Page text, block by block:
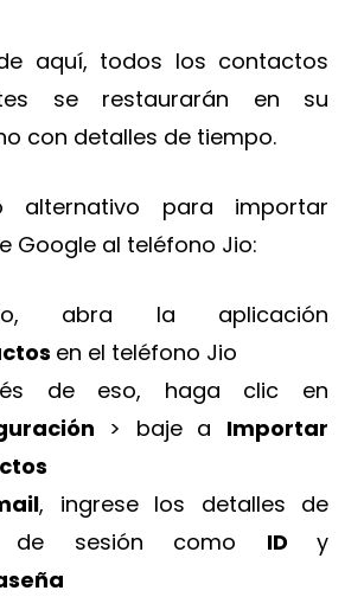
aquí, todos los contactos
se restaurarán en su
con detalles de tiempo.
alternativo para importar
Google al teléfono Jio:
abra la aplicación
en el teléfono Jio
de eso, haga clic en
> baje a Importar
, ingrese los detalles de
de sesión como IDy